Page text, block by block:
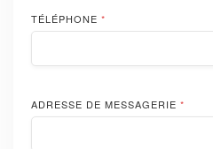
TÉLÉPHONE *
ADRESSE DE MESSAGERIE *